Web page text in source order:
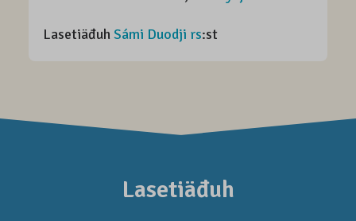
Lasetiäđuh Sámi Duodji rs:st
Lasetiäđuh